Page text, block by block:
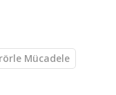
Mücadele